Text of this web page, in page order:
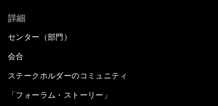
詳細
センター（部門）
会合
ステークホルダーのコミュニティ
「フォーラム・ストーリー」